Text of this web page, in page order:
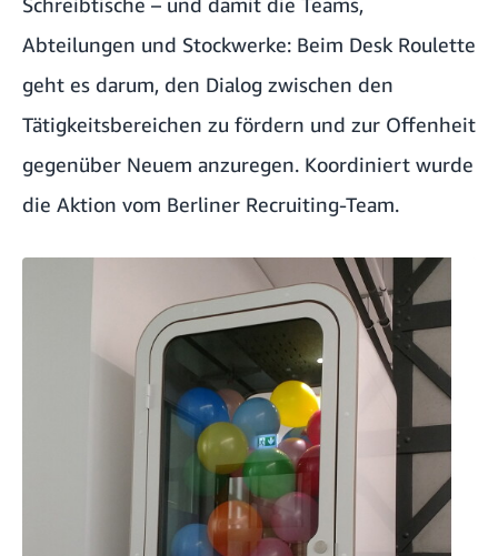
Abteilungen und Stockwerke: Beim Desk Roulette
geht es darum, den Dialog zwischen den
Tätigkeitsbereichen zu fördern und zur Offenheit
gegenüber Neuem anzuregen. Koordiniert wurde
die Aktion vom Berliner Recruiting-Team.